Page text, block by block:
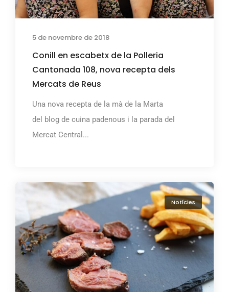
5 de novembre de 2018
Conill en escabetx de la Polleria
Cantonada 108, nova recepta dels
Mercats de Reus
Una nova recepta de la mà de la Marta
del blog de cuina padenous i la parada del
Mercat Central...
Notícies